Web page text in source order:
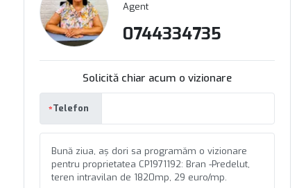
Agent
0744334735
Solicită chiar acum o vizionare
Telefon